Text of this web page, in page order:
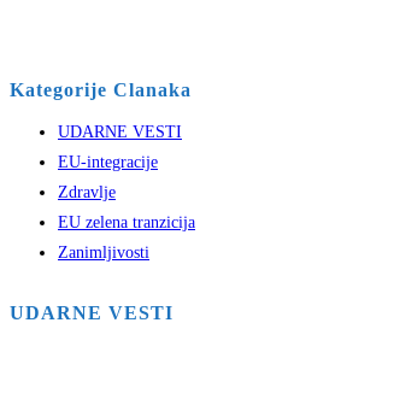
Kategorije Clanaka
UDARNE VESTI
EU-integracije
Zdravlje
EU zelena tranzicija
Zanimljivosti
UDARNE VESTI